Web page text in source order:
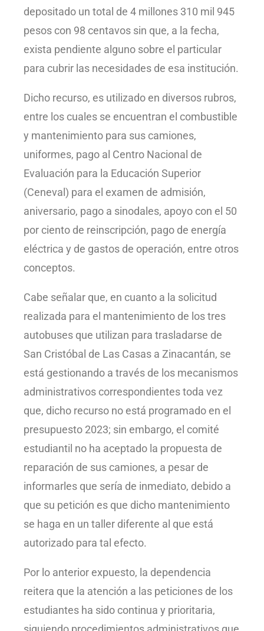
depositado un total de 4 millones 310 mil 945
pesos con 98 centavos sin que, a la fecha,
exista pendiente alguno sobre el particular
para cubrir las necesidades de esa institución.
Dicho recurso, es utilizado en diversos rubros,
entre los cuales se encuentran el combustible
y mantenimiento para sus camiones,
uniformes, pago al Centro Nacional de
Evaluación para la Educación Superior
(Ceneval) para el examen de admisión,
aniversario, pago a sinodales, apoyo con el 50
por ciento de reinscripción, pago de energía
eléctrica y de gastos de operación, entre otros
conceptos.
Cabe señalar que, en cuanto a la solicitud
realizada para el mantenimiento de los tres
autobuses que utilizan para trasladarse de
San Cristóbal de Las Casas a Zinacantán, se
está gestionando a través de los mecanismos
administrativos correspondientes toda vez
que, dicho recurso no está programado en el
presupuesto 2023; sin embargo, el comité
estudiantil no ha aceptado la propuesta de
reparación de sus camiones, a pesar de
informarles que sería de inmediato, debido a
que su petición es que dicho mantenimiento
se haga en un taller diferente al que está
autorizado para tal efecto.
Por lo anterior expuesto, la dependencia
reitera que la atención a las peticiones de los
estudiantes ha sido continua y prioritaria,